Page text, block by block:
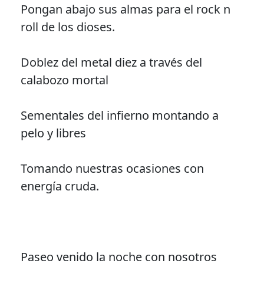
Pongan abajo sus almas para el rock n
roll de los dioses.
Doblez del metal diez a través del
calabozo mortal
Sementales del infierno montando a
pelo y libres
Tomando nuestras ocasiones con
energía cruda.
Paseo venido la noche con nosotros